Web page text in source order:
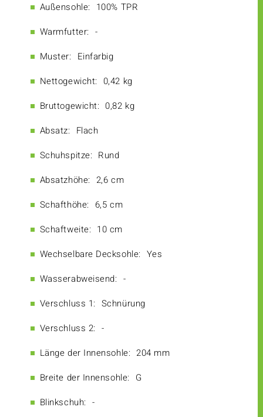
Außensohle: 100% TPR
Warmfutter: -
Muster: Einfarbig
Nettogewicht: 0,42 kg
Bruttogewicht: 0,82 kg
Absatz: Flach
Schuhspitze: Rund
Absatzhöhe: 2,6 cm
Schafthöhe: 6,5 cm
Schaftweite: 10 cm
Wechselbare Decksohle: Yes
Wasserabweisend: -
Verschluss 1: Schnürung
Verschluss 2: -
Länge der Innensohle: 204 mm
Breite der Innensohle: G
Blinkschuh: -